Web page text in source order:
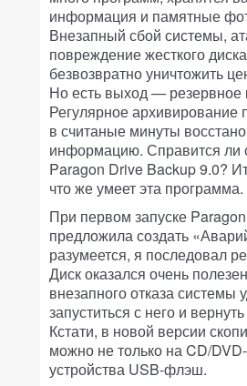
информация и памятные
Внезапный сбой системы,
повреждение жесткого
безвозвратно уничтожить
Но есть выход — резервное
Регулярное архивирование
в считаные минуты
информацию. Справится ли
Paragon Drive Backup 9.0?
что же умеет эта программа.
При первом запуске
предложила создать
разумеется, я последовал
Диск оказался очень
внезапного отказа системы
запуститься с него и
Кстати, в новой версии
можно не только на CD/
устройства USB-флэш.